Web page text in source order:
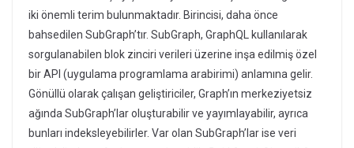
iki önemli terim bulunmaktadır. Birincisi, daha önce
bahsedilen SubGraph’tır. SubGraph, GraphQL kullanılarak
sorgulanabilen blok zinciri verileri üzerine inşa edilmiş özel
bir API (uygulama programlama arabirimi) anlamına gelir.
Gönüllü olarak çalışan geliştiriciler, Graph’ın merkeziyetsiz
ağında SubGraph’lar oluşturabilir ve yayımlayabilir, ayrıca
bunları indeksleyebilirler. Var olan SubGraph’lar ise veri